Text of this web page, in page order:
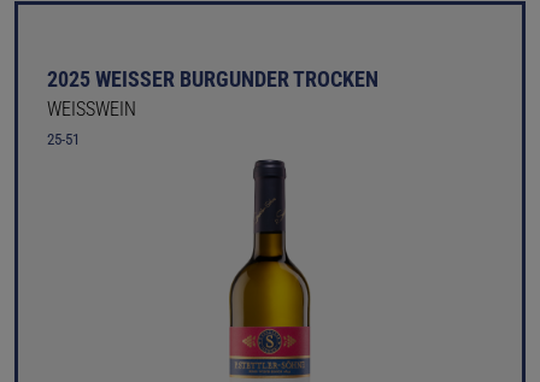
2025 WEISSER BURGUNDER TROCKEN
WEISSWEIN
25-51